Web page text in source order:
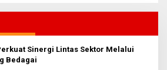
Sinergi Lintas Sektor Melalui
Bedagai